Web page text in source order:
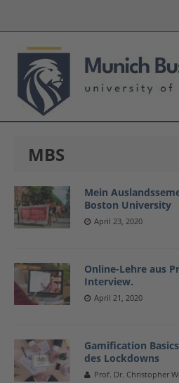
MBS
Mein
Boston University
April 23, 2020
Online-Lehre aus
Interview.
April 21, 2020
Gamification
des Lockdowns
Prof. Dr. Christopher